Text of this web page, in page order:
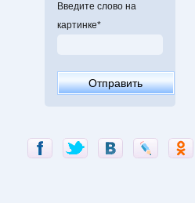
Введите слово на
картинке*